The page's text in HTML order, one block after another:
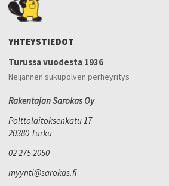
YHTEYSTIEDOT
Turussa vuodesta 1936
Neljännen sukupolven perheyritys
Rakentajan Sarokas Oy
Polttolaitoksenkatu 17
20380 Turku
02 275 2050
myynti@sarokas.fi